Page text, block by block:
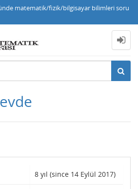
matematik/fizik/bilgisayar bilimleri soru
8 yıl (since 14 Eylül 2017)